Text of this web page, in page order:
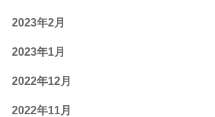
2023年2月
2023年1月
2022年12月
2022年11月